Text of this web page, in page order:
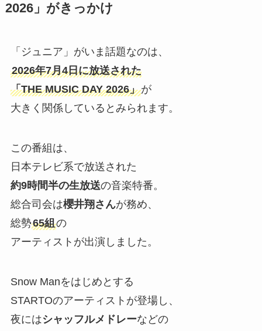
2026」がきっかけ
「ジュニア」がいま話題なのは、
2026年7月4日に放送された
「THE MUSIC DAY 2026」が
大きく関係しているとみられます。
この番組は、
日本テレビ系で放送された
約9時間半の生放送の音楽特番。
総合司会は櫻井翔さんが務め、
総勢65組の
アーティストが出演しました。
Snow Manをはじめとする
STARTOのアーティストが登場し、
夜にはシャッフルメドレーなどの